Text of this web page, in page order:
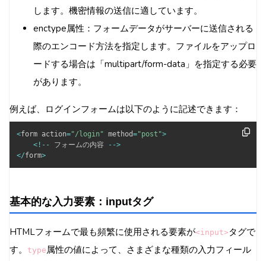
Q: フォームの内容をPDFとして生成するにはど
うすればよいですか？
まとめ
します。機密情報の送信に適しています。
enctype属性：フォームデータがサーバーに送信される
際のエンコード方法を指定します。ファイルをアップロ
ードする場合は「multipart/form-data」を指定する必要
があります。
例えば、ログインフォームは以下のように記述できます：
<form action="/login" method="post">
< ! -- フォームの内容 -->
</form>
基本的な入力要素：inputタグ
HTMLフォームで最も頻繁に使用される要素が<input> タグで
す。
type属性の値によって、さまざまな種類の入力フィール